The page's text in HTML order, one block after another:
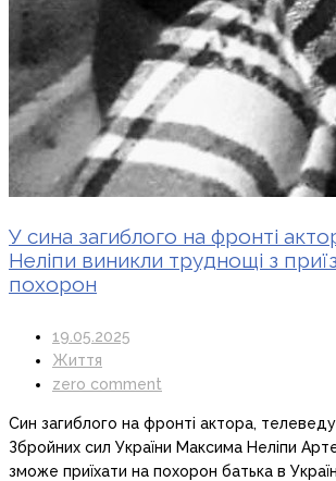
У сина загиблого на фронті
Неліпи виникли труднощі з
похорон
19.05.2025
Життя
zero comment
Син загиблого на фронті актора,
Збройних сил України Максима Неліпи
зможе приїхати на похорон батька в